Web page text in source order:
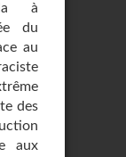
à
du
au
des
aux